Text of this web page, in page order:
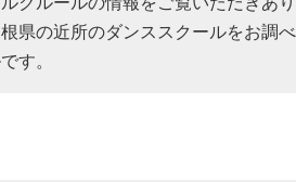
県の近所のダンススクールをお調
す。